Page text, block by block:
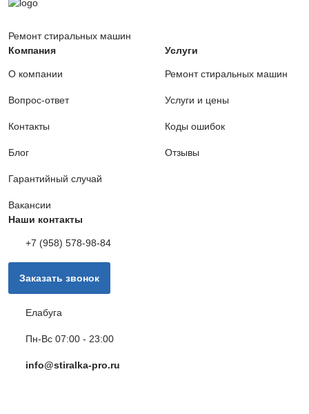
Ремонт стиральных машин
Компания
О компании
Вопрос-ответ
Контакты
Блог
Гарантийный случай
Вакансии
Услуги
Ремонт стиральных машин
Услуги и цены
Коды ошибок
Отзывы
Наши контакты
+7 (958) 578-98-84
Заказать звонок
Елабуга
Пн-Вс 07:00 - 23:00
info@stiralka-pro.ru